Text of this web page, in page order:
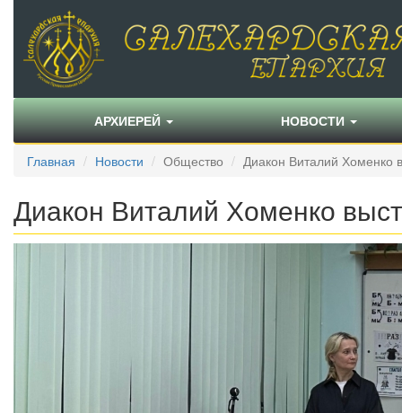
АРХИЕРЕЙ НОВОСТИ
Главная Новости Общество Диакон Виталий Хоменко
Диакон Виталий Хоменко